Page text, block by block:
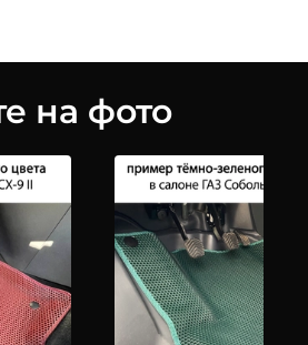
на фото